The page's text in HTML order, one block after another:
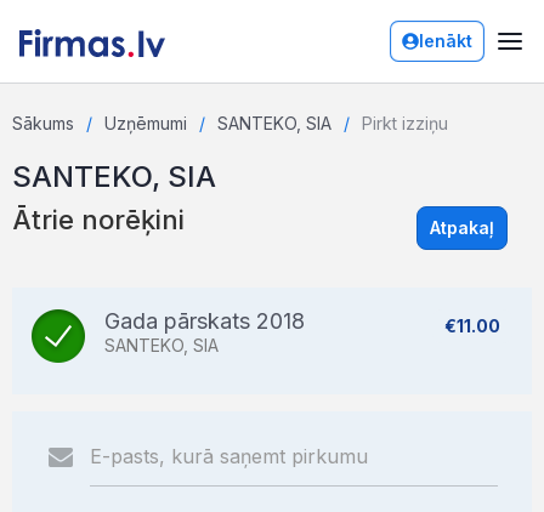
Ienākt
Sākums Uzņēmumi SANTEKO, SIA Pirkt izziņu
SANTEKO, SIA
Ātrie norēķini Atpakaļ
Gada pārskats 2018
SANTEKO, SIA
€11.00